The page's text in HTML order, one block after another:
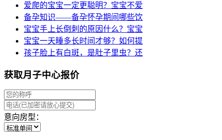
爱爬的宝宝一定更聪明？宝宝不爱
备孕知识——备孕怀孕期间哪些饮
宝宝手上长倒刺的原因什么？宝宝
宝宝一天睡多长时间才够？如何提
孩子脸上有白斑，是肚子里虫？还
获取月子中心报价
意向房型：